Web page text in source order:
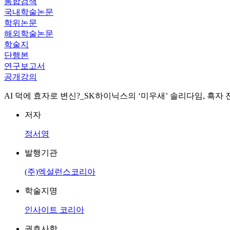
국내학술논문
학위논문
해외학술논문
학술지
단행본
연구보고서
공개강의
AI 덕에 효자로 변신?_SK하이닉스의 ‘미우새’ 솔리다임, 흑자
저자
정서영
발행기관
(주)엑설런스코리아
학술지명
인사이트 코리아